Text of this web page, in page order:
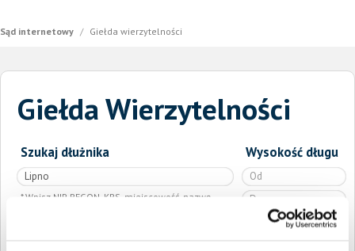
Sąd internetowy / Giełda wierzytelności
Giełda Wierzytelności
Szukaj dłużnika
Wpisz NIP, REGON, KRS, miejscowość, nazwę
Wysokość długu